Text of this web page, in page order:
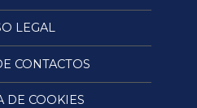
LEGAL
CONTACTOS
DE COOKIES